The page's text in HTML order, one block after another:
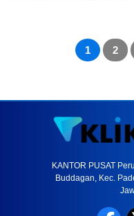
Paginasi
1 2
KANTOR PUSAT
Buddagan, Kec.